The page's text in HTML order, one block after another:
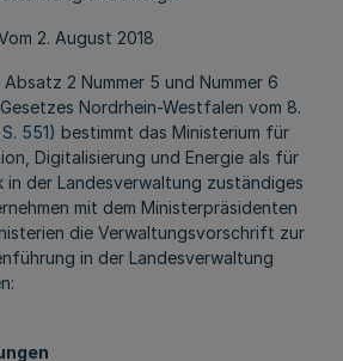
2. August 2018
2 Nummer 5 und Nummer 6
Nordrhein-Westfalen vom 8.
551) bestimmt das Ministerium für
Digitalisierung und Energie als für
der Landesverwaltung zuständiges
mit dem Ministerpräsidenten
die Verwaltungsvorschrift zur
in der Landesverwaltung